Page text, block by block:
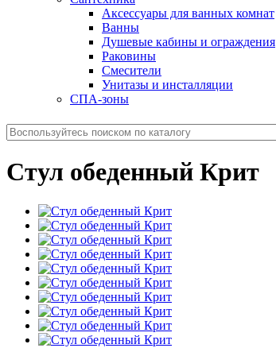
Аксессуары для ванных комнат
Ванны
Душевые кабины и ограждения
Раковины
Смесители
Унитазы и инсталляции
СПА-зоны
Стул обеденный Крит